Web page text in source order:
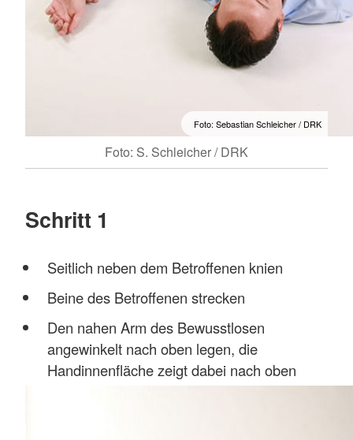
Foto: Sebastian Schleicher / DRK
Foto: S. Schleicher / DRK
Schritt 1
Seitlich neben dem Betroffenen knien
Beine des Betroffenen strecken
Den nahen Arm des Bewusstlosen
angewinkelt nach oben legen, die
Handinnenfläche zeigt dabei nach oben